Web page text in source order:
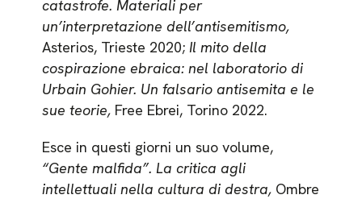
catastrofe. Materiali per
un’interpretazione dell’antisemitismo,
Asterios, Trieste 2020; Il mito della
cospirazione ebraica: nel laboratorio di
Urbain Gohier. Un falsario antisemita e le
sue teorie, Free Ebrei, Torino 2022.
Esce in questi giorni un suo volume,
“Gente malfida”. La critica agli
intellettuali nella cultura di destra, Ombre